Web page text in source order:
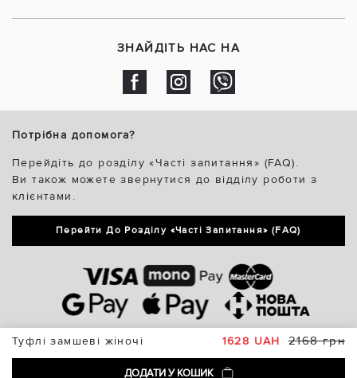
Туфлі замшеві жіночі 1628 UAH 2168 грн
ДОДАТИ У КОШИК
ЗНАЙДІТЬ НАС НА
Потрібна допомога?
Перейдіть до розділу «Часті запитання» (FAQ).
Ви також можете звернутися до відділу роботи з
клієнтами.
Перейти До Розділу «Часті Запитання» (FAQ)